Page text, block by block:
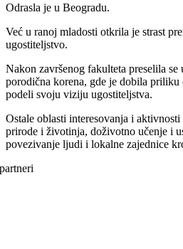
Odrasla je u Beogradu.
Već u ranoj mladosti otkrila je strast
ugostiteljstvo.
Nakon završenog fakulteta preselila
porodična korena, gde je dobila priliku
podeli svoju viziju ugostiteljstva.
Ostale oblasti interesovanja i
prirode i životinja, doživotno učenje i
povezivanje ljudi i lokalne zajednice
partneri